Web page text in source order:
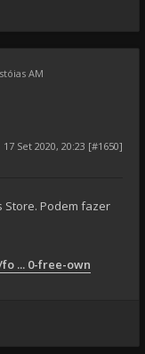
AM
17 Set 2020, 20:23 [#1650]
Store. Podem fazer
... 0-free-own